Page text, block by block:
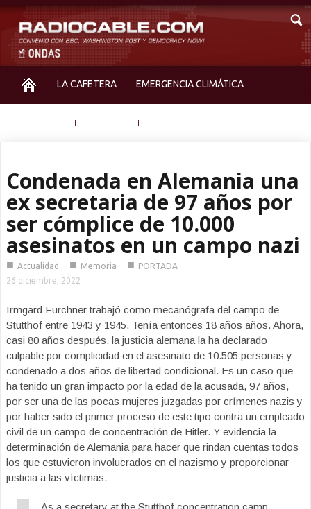
LA CAFETERA EMERGENCIA CLIMÁTICA
Condenada en Alemania una
ex secretaria de 97 años por
ser cómplice de 10.000
asesinatos en un campo nazi
■ Actualidad ■ Memoria ■ PORTADA
26 diciembre, 2022
Irmgard Furchner trabajó como mecanógrafa del campo de
Stutthof entre 1943 y 1945. Tenía entonces 18 años años. Ahora,
casi 80 años después, la justicia alemana la ha declarado
culpable por complicidad en el asesinato de 10.505 personas y
condenado a dos años de libertad condicional. Es un caso que
ha tenido un gran impacto por la edad de la acusada, 97 años,
por ser una de las pocas mujeres juzgadas por crímenes nazis y
por haber sido el primer proceso de este tipo contra un empleado
civil de un campo de concentración de Hitler. Y evidencia la
determinación de Alemania para hacer que rindan cuentas todos
los que estuvieron involucrados en el nazismo y proporcionar
justicia a las víctimas.
As a secretary at the Stutthof concentration camp,